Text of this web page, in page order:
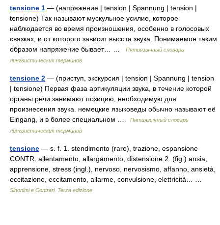
tensione 1 — (напряжение | tension | Spannung | tension |
tensione) Так называют мускульное усилие, которое
наблюдается во время произношения, особенно в голосовых
связках, и от которого зависит высота звука. Понимаемое таким
образом напряжение бывает… …
Пятиязычный словарь
лингвистических терминов
tensione 2 — (приступ, экскурсия | tension | Spannung | tension
| tensione) Первая фаза артикуляции звука, в течение которой
органы речи занимают позицию, необходимую для
произнесения звука. немецкие языковеды обычно называют её
Eingang, и в более специальном …
Пятиязычный словарь
лингвистических терминов
tensione — s. f. 1. stendimento (raro), trazione, espansione
CONTR. allentamento, allargamento, distensione 2. (fig.) ansia,
apprensione, stress (ingl.), nervoso, nervosismo, affanno, ansietà,
eccitazione, eccitamento, allarme, convulsione, elettricità… …
Sinonimi e Contrari. Terza edizione